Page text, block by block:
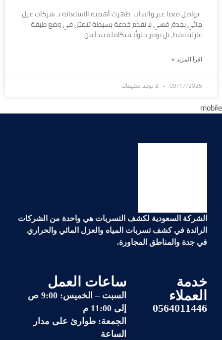
تواصل معنا عبر واتساب ظهرت أهمية الاستعانة بـ شركات عزل
مائي بجدة، فهي لا تقدّم خدمة بسيطة تتمثل في وضع طبقة
عازلة فقط، بل توفر حلولًا متكاملة تبدأ من
اقرأ المزيد »
09/17/2025 لا توجد تعليقات
الشركة السعودية لكشف التسربات هي واحدة من الشركات
الرائدة فيكشف تسربات المياه والعزل المائي والحراري
في جدة والمناطق المجاورة.
خدمة
العملاء
0564011446
ساعات العمل
السبت – الخميس: 9:00 ص
إلى 11:00 م
الجمعة: طوارئ على مدار
الساعة